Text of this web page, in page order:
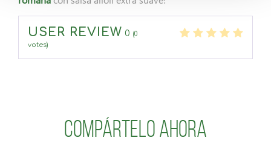
USER REVIEW 0 (0
votes)
Compártelo ahora